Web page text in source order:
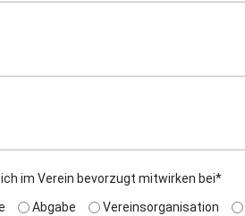
im Verein bevorzugt mitwirken bei*
Abgabe Vereinsorganisation